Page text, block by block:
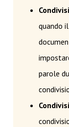
quando
parole